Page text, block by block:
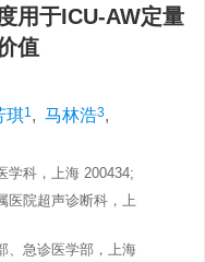
用于ICU-AW定量
值
琪1, 马林浩3,
学科，上海 200434;
医院超声诊断科，上
、急诊医学部，上海